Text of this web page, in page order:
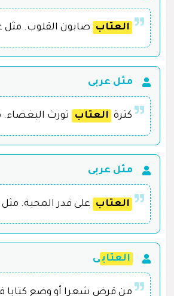
العتاب صابون القلوب. مثل
مثل عربى
كثرة العتاب تورث البغضاء.
مثل عربى
العتاب على قدر المحبة.
العتاب ى
من قرض شعرا أو وضع كتابا